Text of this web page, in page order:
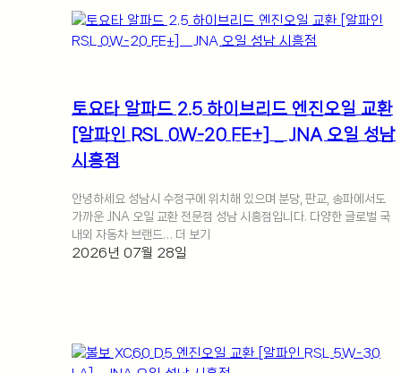
토요타 알파드 2.5 하이브리드 엔진오일 교환
[알파인 RSL 0W-20 FE+] _ JNA 오일 성남
시흥점
안녕하세요 성남시 수정구에 위치해 있으며 분당, 판교, 송파에서도
가까운 JNA 오일 교환 전문점 성남 시흥점입니다. 다양한 글로벌 국
내외 자동차 브랜드… 더 보기
2026년 07월 28일